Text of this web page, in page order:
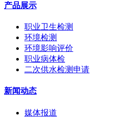
产品展示
职业卫生检测
环境检测
环境影响评价
职业病体检
二次供水检测申请
新闻动态
媒体报道